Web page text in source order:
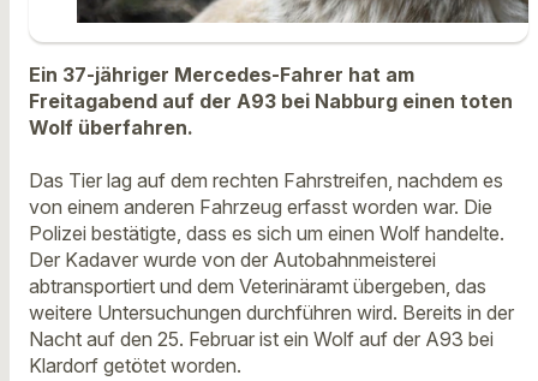
Ein 37-jähriger Mercedes-Fahrer hat am
Freitagabend auf der A93 bei Nabburg einen toten
Wolf überfahren.
Das Tier lag auf dem rechten Fahrstreifen, nachdem es
von einem anderen Fahrzeug erfasst worden war. Die
Polizei bestätigte, dass es sich um einen Wolf handelte.
Der Kadaver wurde von der Autobahnmeisterei
abtransportiert und dem Veterinäramt übergeben, das
weitere Untersuchungen durchführen wird. Bereits in der
Nacht auf den 25. Februar ist ein Wolf auf der A93 bei
Klardorf getötet worden.